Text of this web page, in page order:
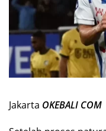
Jakarta OKEBALI COM